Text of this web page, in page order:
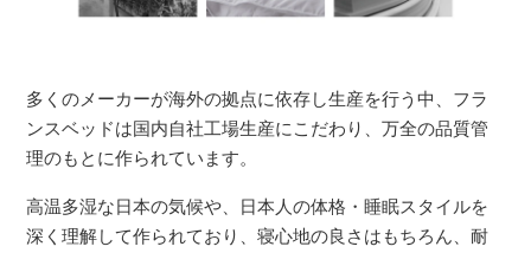
多くのメーカーが海外の拠点に依存し生産を行う中、フラ
ンスベッドは国内自社工場生産にこだわり、万全の品質管
理のもとに作られています。
高温多湿な日本の気候や、日本人の体格・睡眠スタイルを
深く理解して作られており、寝心地の良さはもちろん、耐